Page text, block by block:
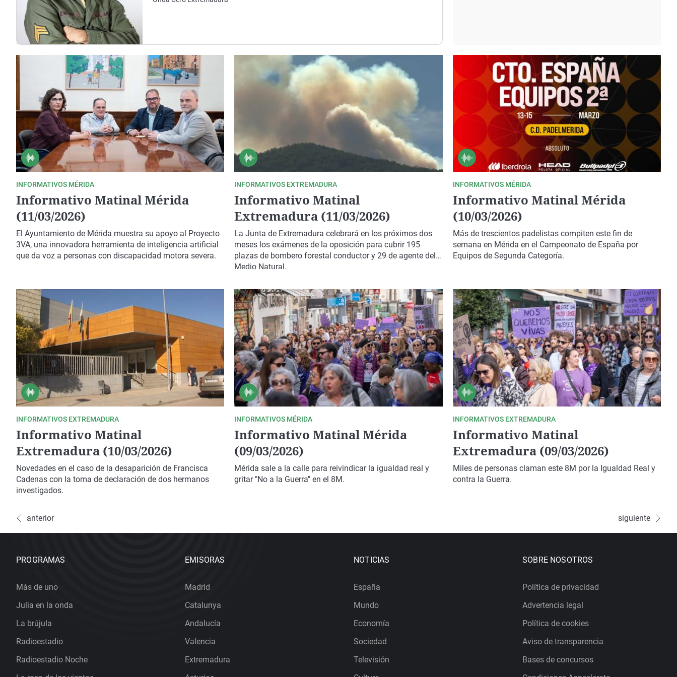
La rosa de los vientos
Gente viajera
Como el perro y elEquipo de investigación
Operación Viuda
Negra
Extremadura
Navarra
País Vasco
INFORMATIVOS MÉRIDA
Informativo Matinal Mérida
(11/03/2026)
El Ayuntamiento de Mérida muestra su apoyo al Proyecto
3VA, una innovadora herramienta de inteligencia artificial
que da voz a personas con discapacidad motora severa.
INFORMATIVOS EXTREMADURA
Informativo Matinal
Extremadura (11/03/2026)
La Junta de Extremadura celebrará en los próximos dos
meses los exámenes de la oposición para cubrir 195
plazas de bombero forestal conductor y 29 de agente del
Medio Natural.
INFORMATIVOS MÉRIDA
Informativo Matinal Mérida
(10/03/2026)
Más de trescientos padelistas compiten este fin de
semana en Mérida en el Campeonato de España por
Equipos de Segunda Categoría.
INFORMATIVOS EXTREMADURA
Informativo Matinal
Extremadura (10/03/2026)
Novedades en el caso de la desaparición de Francisca
Cadenas con la toma de declaración de dos hermanos
investigados.
INFORMATIVOS MÉRIDA
Informativo Matinal Mérida
(09/03/2026)
Mérida sale a la calle para reivindicar la igualdad real y
gritar "No a la Guerra" en el 8M.
INFORMATIVOS EXTREMADURA
Informativo Matinal
Extremadura (09/03/2026)
Miles de personas claman este 8M por la Igualdad Real y
contra la Guerra.
anterior siguiente
PROGRAMAS
Más de uno
Julia en la onda
La brújula
Radioestadio
Radioestadio Noche
EMISORAS
Madrid
Catalunya
Andalucía
Valencia
Extremadura
NOTICIAS
España
Mundo
Economía
Sociedad
Televisión
SOBRE NOSOTROS
Política de privacidad
Advertencia legal
Política de cookies
Aviso de transparencia
Bases de concursos